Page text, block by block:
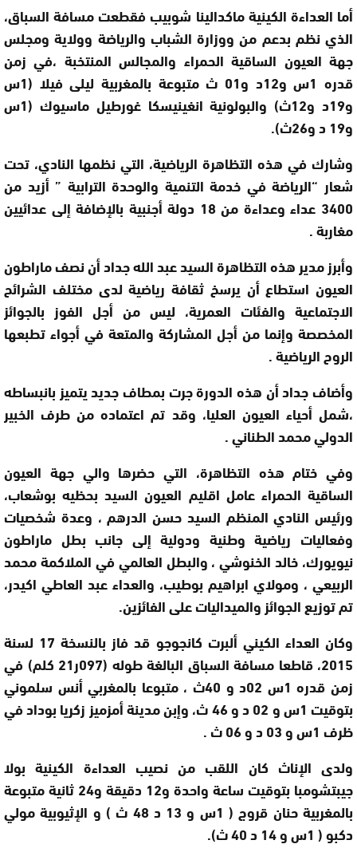
أما العداءة الكينية ماكدالينا شوبيب فقطعت مسافة السباق،
الذي نظم بدعم من ووزارة الشباب والرياضة وولاية ومجلس
جهة العيون الساقية الحمراء والمجالس المنتخبة ،في زمن
قدره 1س و12د و01 ث متبوعة بالمغربية ليلى فيلا (1س
و19د و12ث) والبولونية انغينيسكا غورطيل ماسيوك (1س
و19 د و26ث).
وشارك في هذه التظاهرة الرياضية، التي نظمها النادي، تحت
شعار “الرياضة في خدمة التنمية والوحدة الترابية ” أزيد من
3400 عداء وعداءة من 18 دولة أجنبية بالإضافة إلى عدائيين
مغاربة .
وأبرز مدير هذه التظاهرة السيد عبد الله جداد أن نصف ماراطون
العيون استطاع أن يرسخ ثقافة رياضية لدى مختلف الشرائح
الاجتماعية والفئات العمرية، ليس من أجل الفوز بالجوائز
المخصصة وإنما من أجل المشاركة والمتعة في أجواء تطبعها
الروح الرياضية .
وأضاف جداد أن هذه الدورة جرت بمطاف جديد يتميز بانبساطه
،شمل أحياء العيون العليا، وقد تم اعتماده من طرف الخبير
الدولي محمد الطناني .
وفي ختام هذه التظاهرة، التي حضرها والي جهة العيون
الساقية الحمراء عامل اقليم العيون السيد بحظيه بوشعاب،
ورئيس النادي المنظم السيد حسن الدرهم ، وعدة شخصيات
وفعاليات رياضية وطنية ودولية إلى جانب بطل ماراطون
نيويورك، خالد الخنوشي ، والبطل العالمي في الملاكمة محمد
الربيعي ، ومولاي ابراهيم بوطيب، والعداء عبد العاطي اكيدر،
تم توزيع الجوائز والميداليات على الفائزين.
وكان العداء الكيني ألبرت كانجوجو قد فاز بالنسخة 17 لسنة
2015، قاطعا مسافة السباق البالغة طوله (097ر21 كلم) في
زمن قدره 1س 02د و 40ث ، متبوعا بالمغربي أنس سلموني
بتوقيت 1س و 02 د و 46 ث، وإبن مدينة أمزميز زكريا بوداد في
ظرف 1س و 03 د و 06 ث .
ولدى الإناث كان اللقب من نصيب العداءة الكينية بولا
جيبتشومبا بتوقيت ساعة واحدة و12 دقيقة و24 ثانية متبوعة
بالمغربية حنان قروج ( 1س و 13 د 48 ث ) و الإثيوبية مولي
دكبو ( 1س و 14 د 40 ث).